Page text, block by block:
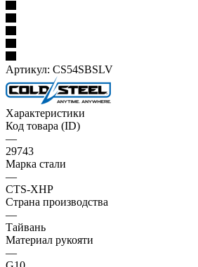
Артикул: CS54SBSLV
Характеристики
Код товара (ID)
—
29743
Марка стали
—
CTS-XHP
Страна производства
—
Тайвань
Материал рукояти
—